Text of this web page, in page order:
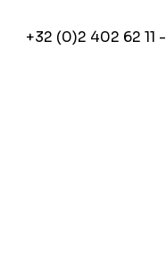
+32 (0)2 402 62 11 -